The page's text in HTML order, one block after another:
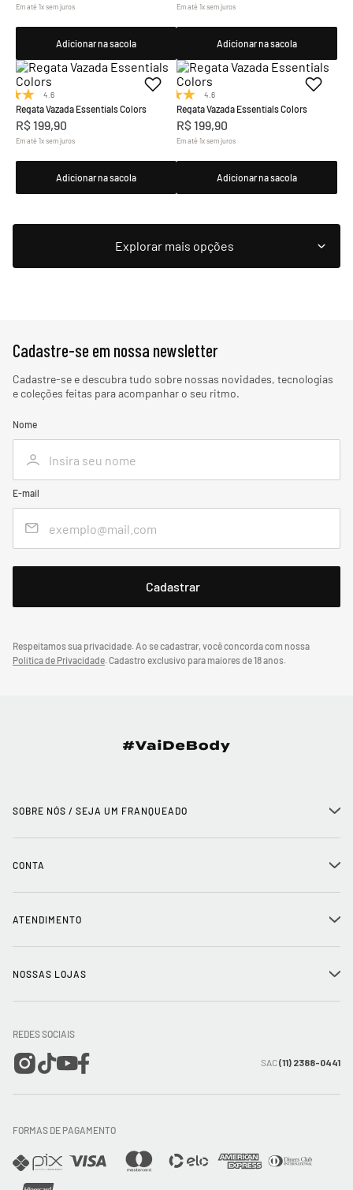
Em até1xsem juros
Adicionar na sacola
Em até1xsem juros
Adicionar na sacola
4.6
Regata Vazada Essentials Colors
R$199,90
Em até1xsem juros
Adicionar na sacola
4.6
Regata Vazada Essentials Colors
R$199,90
Em até1xsem juros
Adicionar na sacola
Cadastre-se em nossa newsletter
Cadastre-se e descubra tudo sobre nossas novidades, tecnologias
e coleções feitas para acompanhar o seu ritmo.
Nome
E-mail
Respeitamos sua privacidade. Ao se cadastrar, você concorda com nossa
Política de Privacidade.Cadastro exclusivo para maiores de 18 anos.
SOBRE NÓS / SEJA UM FRANQUEADO +
Trabalhe conosco
Mapa do Site
CONTA +
Meus pedidos
Wishlist
ATENDIMENTO +
Entrega e Frete
Trocas e Devoluções
Direito de Arrependimento
Política de Privacidade
NOSSAS LOJAS +
REDES SOCIAIS
SAC(11) 2388-0441
FORMAS DE PAGAMENTO